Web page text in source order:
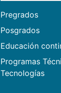
Pregrados
Posgrados
Educación
Programas
Tecnologías